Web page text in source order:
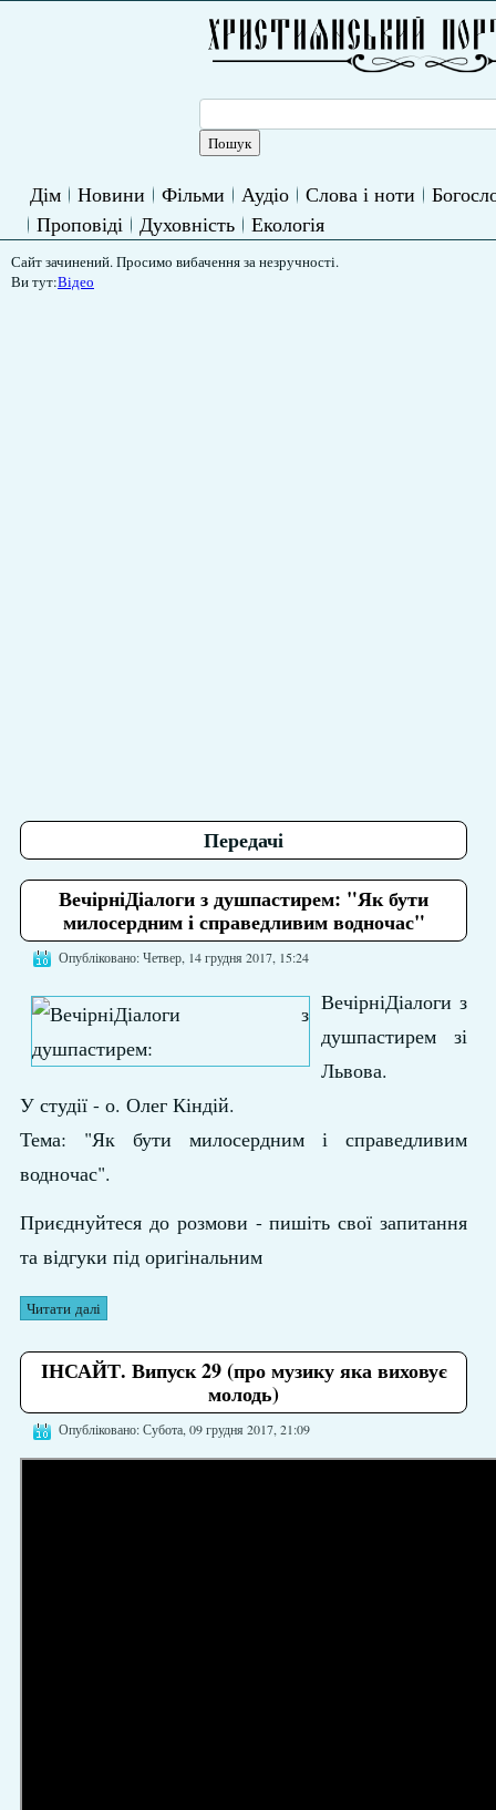
Дім Новини Фільми Аудіо Слова і ноти
Проповіді
Духовність Екологія
Сайт зачинений. Просимо вибачення за незручності.
Ви тут:Відео
Передачі
ВечірніДіалоги з душпастирем: "Як бути
милосердним і справедливим водночас"
Опубліковано: Четвер, 14 грудня 2017, 15:24
ВечірніДіалоги з
душпастирем зі
Львова.
У студії - о. Олег Кіндій.
Тема: "Як бути милосердним і справедливим
водночас".
Приєднуйтеся до розмови - пишіть свої запитання
та відгуки під оригінальним
Читати далі
ІНСАЙТ. Випуск 29 (про музику яка виховує
молодь)
Опубліковано: Субота, 09 грудня 2017, 21:09